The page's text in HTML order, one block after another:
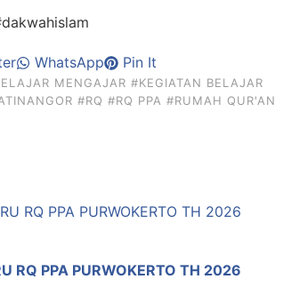
WhatsApp Pin It
MENGAJAR #KEGIATAN BELAJAR
#RQ #RQ PPA #RUMAH QUR'AN
RQ PPA PURWOKERTO TH 2026